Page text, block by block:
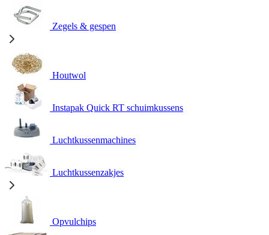
Zegels & gespen
Houtwol
Instapak Quick RT schuimkussens
Luchtkussenmachines
Luchtkussenzakjes
Opvulchips